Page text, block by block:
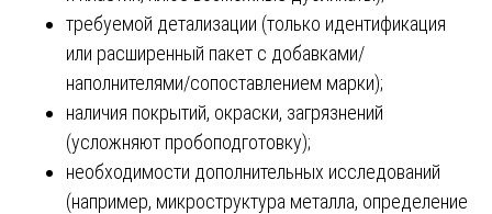
требуемой детализации (только идентификация
или расширенный пакет с добавками/
наполнителями/сопоставлением марки);
наличия покрытий, окраски, загрязнений
(усложняют пробоподготовку);
необходимости дополнительных исследований
(например, микроструктура металла, определение